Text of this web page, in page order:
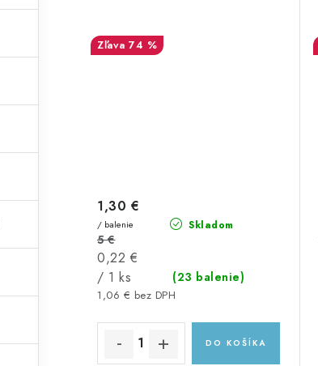
74 %
Skladom
(23 balenie)
1,06 € bez DPH
1,30 €
/ balenie
5 €
Jednotková
cena:
0,22 €
/ 1 ks
DO KOŠÍKA